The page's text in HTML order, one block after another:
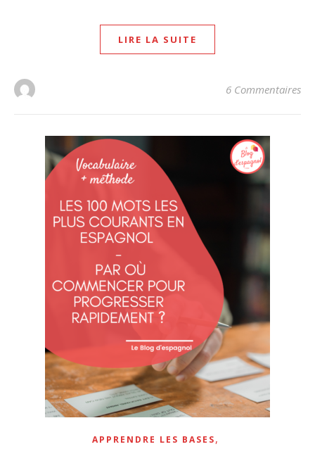
LIRE LA SUITE
6 Commentaires
APPRENDRE LES BASES,
Bienvenid@!
démarrer l'espagnol",
mon livre gratuit au format PDF va
t'aider à te lancer avec la bonne
dynamique et à débloquer ton
apprentissage.
Cette méthode complète pour
progresser rapidement partage:
7bonnesraisons d’apprendre
pour rester motivé sur la
durée 🚀
Commentélaborer ta stratégie
gagnanteen 5 étapes simples et
efficaces 🎯